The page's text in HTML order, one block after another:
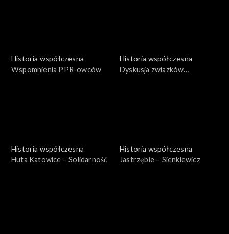
Historia współczesna
Wspomnienia PPR-owców
Historia współczesna
Dyskusja zwiazków
Historia współczesna
Huta Katowice – Solidarność
Historia współczesna
Jastrzębie – Sienkiewicz